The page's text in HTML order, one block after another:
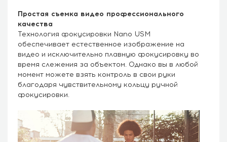
Простая съемка видео профессионального
качества
Технология фокусировки Nano USM
обеспечивает естественное изображение на
видео и исключительно плавную фокусировку во
время слежения за объектом. Однако вы в любой
момент можете взять контроль в свои руки
благодаря чувствительному кольцу ручной
фокусировки.